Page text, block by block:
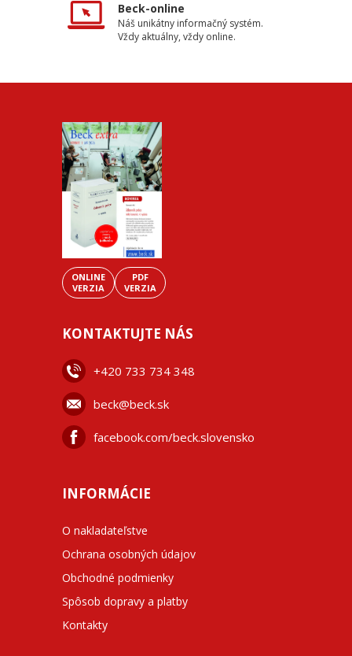
Beck-online
Náš unikátny informačný systém.
Vždy aktuálny, vždy online.
ONLINE
VERZIA
PDF
VERZIA
KONTAKTUJTE NÁS
+420 733 734 348
beck@beck.sk
facebook.com/beck.slovensko
INFORMÁCIE
O nakladateľstve
Ochrana osobných údajov
Obchodné podmienky
Spôsob dopravy a platby
Kontakty